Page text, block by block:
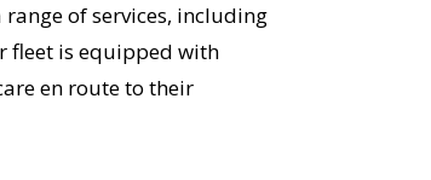
of services, including
fleet is equipped with
en route to their